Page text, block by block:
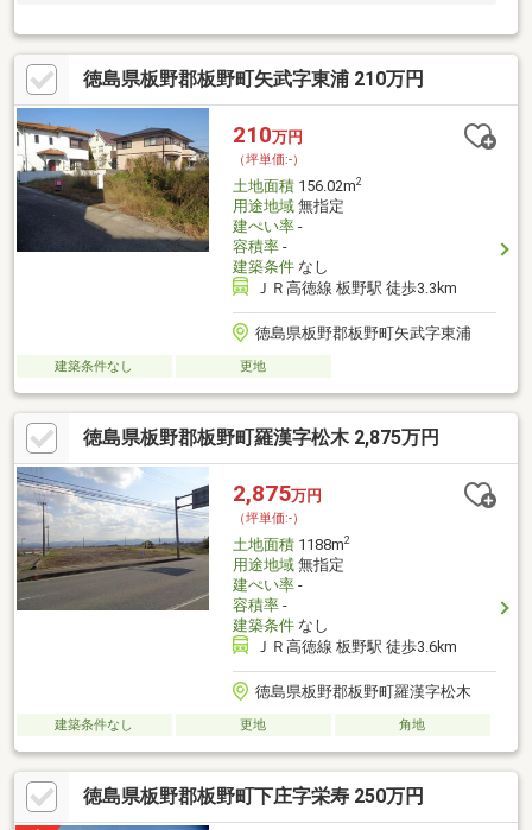
徳島県板野郡板野町矢武字東浦 210万円
210万円
（坪単価:-）
土地面積156.02m2
用途地域無指定
建ぺい率-
容積率-
建築条件なし
ＪＲ高徳線 板野駅 徒歩3.3km
徳島県板野郡板野町矢武字東浦
建築条件なし 更地
徳島県板野郡板野町羅漢字松木 2,875万円
2,875万円
（坪単価:-）
土地面積1188m2
用途地域無指定
建ぺい率-
容積率-
建築条件なし
ＪＲ高徳線 板野駅 徒歩3.6km
徳島県板野郡板野町羅漢字松木
建築条件なし 更地 角地
徳島県板野郡板野町下庄字栄寿 250万円